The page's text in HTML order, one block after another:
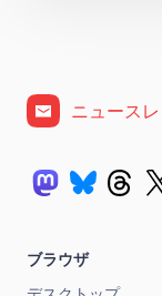
ニュース
ブラウザ